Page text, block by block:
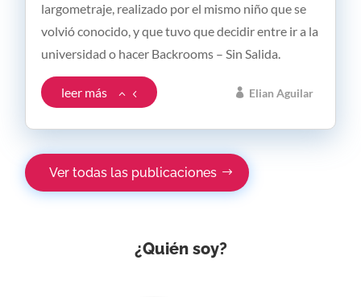
Elian Aguilar
largometraje, realizado por el mismo niño que se
volvió conocido, y que tuvo que decidir entre ir a la
universidad o hacer Backrooms – Sin Salida.
leer más
Ver todas las publicaciones
¿Quién soy?